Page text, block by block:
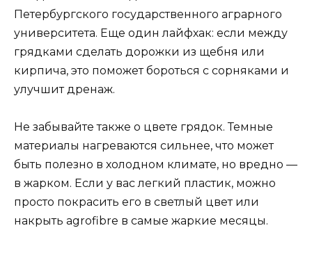
Петербургского государственного аграрного
университета. Еще один лайфхак: если между
грядками сделать дорожки из щебня или
кирпича, это поможет бороться с сорняками и
улучшит дренаж.
Не забывайте также о цвете грядок. Темные
материалы нагреваются сильнее, что может
быть полезно в холодном климате, но вредно —
в жарком. Если у вас легкий пластик, можно
просто покрасить его в светлый цвет или
накрыть agrofibre в самые жаркие месяцы.